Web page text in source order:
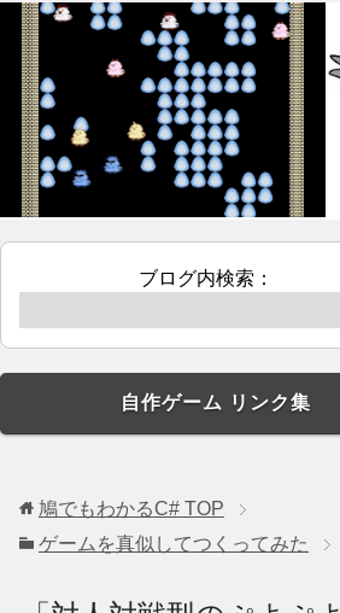
ブログ内検索：
自作ゲーム リンク集
鳩でもわかるC# TOP
ゲームを真似してつくってみた